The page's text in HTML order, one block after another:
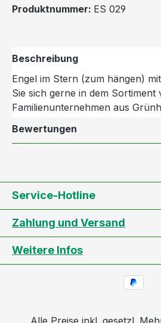
Produktnummer: ES 029
Beschreibung
Engel im Stern (zum hängen)
Sie sich gerne in dem Sortiment
Familienunternehmen aus
Bewertungen
Service-Hotline
Zahlung und Versand
Weitere Infos
Alle Preise inkl. gesetzl.